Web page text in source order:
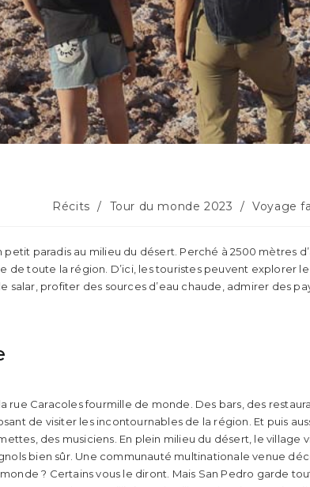
Post
Récits / Tour du monde 2023 / Voyage
petit paradis au milieu du désert. Perché à 2500 mètres
de toute la région. D’ici, les touristes peuvent explorer
salar, profiter des sources d’eau chaude, admirer des
rue Caracoles fourmille de monde. Des bars, des
de visiter les incontournables de la région. Et puis
des musiciens. En plein milieu du désert, le village
bien sûr. Une communauté multinationale venue
? Certains vous le diront. Mais San Pedro garde